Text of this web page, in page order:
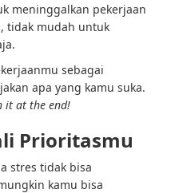
meninggalkan pekerjaan
tidak mudah untuk
sebagai
apa yang kamu suka.
it at the end!
Prioritasmu
stres tidak bisa
kamu bisa